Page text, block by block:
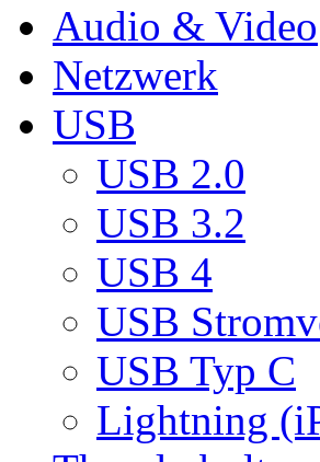
Audio & Video
Netzwerk
USB
USB 2.0
USB 3.2
USB 4
USB
USB Typ C
Lightning